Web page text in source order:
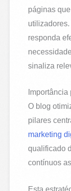
páginas
responda
sinaliza
O blog
pilares
marketing
qualificado
contínuos
Esta